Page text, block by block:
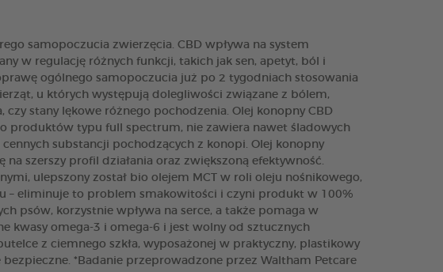
samopoczucia zwierzęcia. CBD wpływa na system
w regulację różnych funkcji, takich jak sen, apetyt, ból i
ogólnego samopoczucia już po 2 tygodniach stosowania
u których występują dolegliwości związane z bólem,
stany lękowe różnego pochodzenia. Olej konopny CBD
produktów typu full spectrum, nie zawiera nawet śladowych
substancji pochodzących z konopi. Olej konopny
szerszy profil działania oraz zwiększoną efektywność.
ulepszony został bio olejem MCT w roli oleju nośnikowego,
– eliminuje to problem smakowitości i czyni produkt w 100%
psów, korzystnie wpływa na serce, a także pomaga w
kwasy omega-3 i omega-6 i jest wolny od sztucznych
z ciemnego szkła, wyposażonej w praktyczny, plastikowy
*Badanie przeprowadzone przez Waltham Petcare